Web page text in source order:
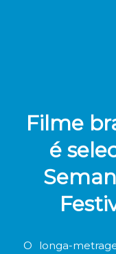
Filme
é
O longa-